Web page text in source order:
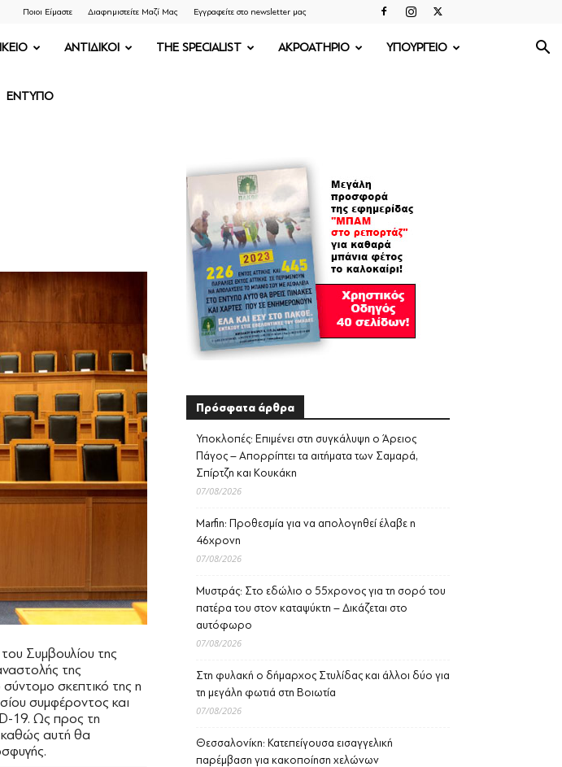
Ποιοι Είμαστε Διαφημιστείτε Μαζί Μας Εγγραφείτε στο newsletter μας
ΑΝΤΙΔΙΚΟΙ THE SPECIALIST ΑΚΡΟΑΤΗΡΙΟ ΥΠΟΥΡΓΕΙΟ
ΕΝΤΥΠΟ
Συμβουλίου της
της
σκεπτικό της η
συμφέροντος και
19. Ως προς τη
καθώς αυτή θα
Πρόσφατα άρθρα
Υποκλοπές: Επιμένει στη συγκάλυψη ο Άρειος
Πάγος – Απορρίπτει τα αιτήματα των Σαμαρά,
Σπίρτζη και Κουκάκη
07/08/2026
Marfin: Προθεσμία για να απολογηθεί έλαβε η
46χρονη
07/08/2026
Μυστράς: Στο εδώλιο ο 55χρονος για τη σορό του
πατέρα του στον καταψύκτη – Δικάζεται στο
αυτόφωρο
07/08/2026
Στη φυλακή ο δήμαρχος Στυλίδας και άλλοι δύο για
τη μεγάλη φωτιά στη Βοιωτία
07/08/2026
Θεσσαλονίκη: Κατεπείγουσα εισαγγελική
παρέμβαση για κακοποίηση χελώνων